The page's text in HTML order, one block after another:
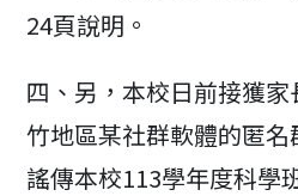
24頁說明。
四、另，本校日前接獲
竹地區某社群軟體的匿名
謠傳本校113學年度科學